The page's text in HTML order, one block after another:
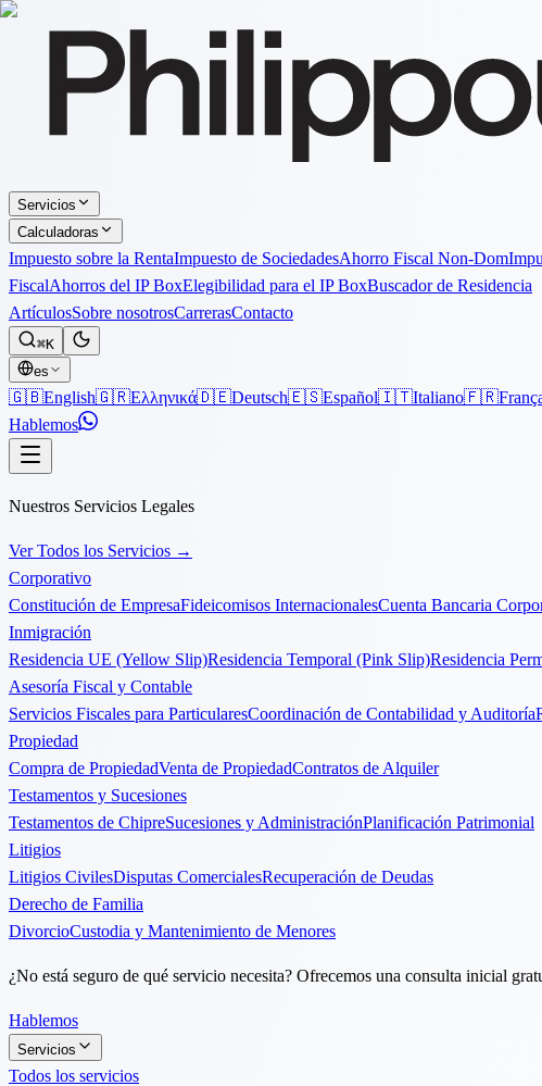
Servicios
Calculadoras
Impuesto sobre la RentaImpuesto de SociedadesAhorro Fiscal Non-Dom
FiscalAhorros del IP BoxElegibilidad para el IP BoxBuscador de Residencia
ArtículosSobre nosotrosCarrerasContacto
⌘K
es
🇬🇧English🇬🇷Ελληνικά🇩🇪Deutsch🇪🇸Español🇮🇹Italiano🇫🇷
Hablemos
Nuestros Servicios Legales
Ver Todos los Servicios →
Corporativo
Constitución de EmpresaFideicomisos InternacionalesCuenta Bancaria
Inmigración
Residencia UE (Yellow Slip)Residencia Temporal (Pink Slip)Residencia
Asesoría Fiscal y Contable
Servicios Fiscales para ParticularesCoordinación de Contabilidad y Auditoría
Propiedad
Compra de PropiedadVenta de PropiedadContratos de Alquiler
Testamentos y Sucesiones
Testamentos de ChipreSucesiones y AdministraciónPlanificación Patrimonial
Litigios
Litigios CivilesDisputas ComercialesRecuperación de Deudas
Derecho de Familia
DivorcioCustodia y Mantenimiento de Menores
¿No está seguro de qué servicio necesita? Ofrecemos una consulta inicial
Hablemos
Servicios
Todos los servicios